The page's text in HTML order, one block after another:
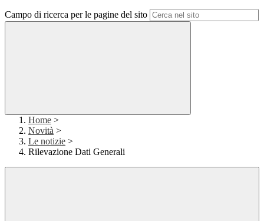
Campo di ricerca per le pagine del sito
Home >
Novità >
Le notizie >
Rilevazione Dati Generali